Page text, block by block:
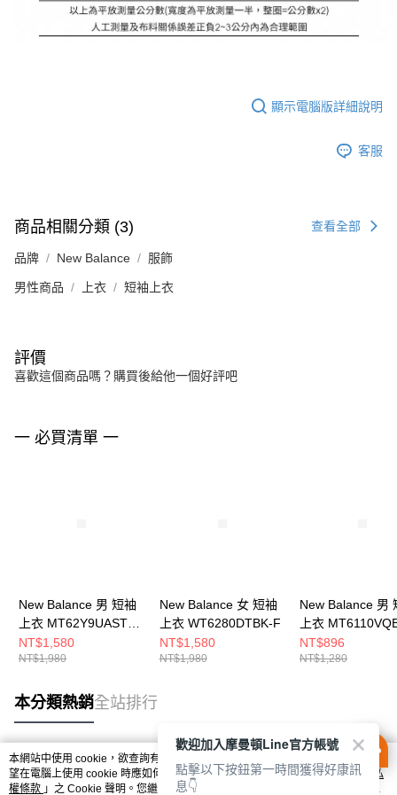
顯示電腦版詳細說明
客服
商品相關分類 (3) 查看全部
品牌 New Balance 服飾
男性商品 上衣 短袖上衣
評價
喜歡這個商品嗎？購買後給他一個好評吧
一 必買清單 一
New Balance 男 短袖
上衣 MT62Y9UASTS-
F
NT$1,580
NT$1,980
New Balance 女 短袖
上衣 WT6280DTBK-F
NT$1,580
NT$1,980
New Balance 男
上衣
NT$896
NT$1,280
本分類熱銷全站排行
熱門標籤
本網站中使用 cookie，欲查詢有關本網站使用 cookie 方式之詳情，及若您不希
望在電腦上使用 cookie 時應如何變更電腦的 cookie 設定，請參閱本網站「
隱私
權條款 」之 Cookie 聲明。您繼續使用本網站即表示您同意本公司得按本網站使
歡迎加入摩曼頓Line官方帳號
點擊以下按鈕第一時間獲得好康訊
息👇